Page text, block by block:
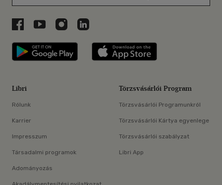
Libri a Facebookon
Libri a Youtube-on
Libri az Instagramon
Libri a LinkedInen
Libri applikáció Szerezd meg: Google
Libri
Rólunk
Karrier
Impresszum
Társadalmi programok
Adományozás
Törzsvásárlói Program
Törzsvásárlói Programunkról
Törzsvásárlói Kártya egyenlege
Törzsvásárlói szabályzat
Libri App